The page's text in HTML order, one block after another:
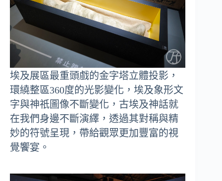
埃及展區最重頭戲的金字塔立體投影，
環繞整區360度的光影變化，埃及象形文
字與神祇圖像不斷變化，古埃及神話就
在我們身邊不斷演繹，透過其對稱與精
妙的符號呈現，帶給觀眾更加豐富的視
覺饗宴。